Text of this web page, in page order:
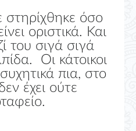
οριστικά. Και
του σιγά σιγά
Οι κάτοικοι
πια, στο
έχει ούτε